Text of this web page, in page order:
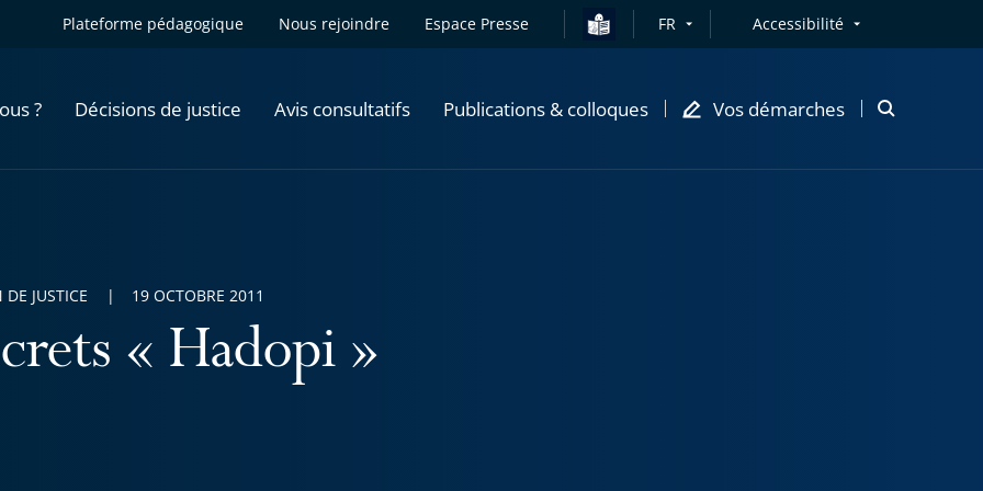
Plateforme pédagogique Nous rejoindre Espace Presse FR Accessibilité
? Décisions de justice Avis consultatifs Publications & colloques Vos démarches
Ouvrir
« Hadopi »
JUSTICE 19 OCTOBRE 2011